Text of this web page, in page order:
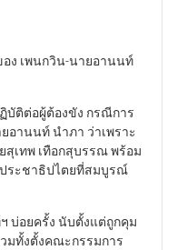
ง เพนกวิน-นายอานนท์
บัติต่อผู้ต้องขัง กรณีการ
านนท์ นำภา ว่าเพราะ
เทพ เทือกสุบรรณ พร้อม
ระชาธิปไตยที่สมบูรณ์
บ่อยครั้ง นับตั้งแต่ถูกคุม
มทั้งตั้งคณะกรรมการ